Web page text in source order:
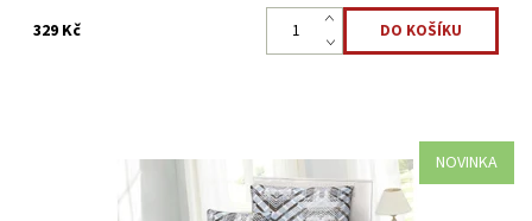
329 Kč
NOVINKA
Mikrosaténové povlečení JERRY - 3dílné Přikrývka 140x200cm